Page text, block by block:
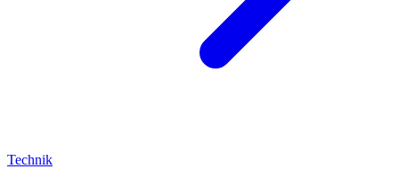
Technik